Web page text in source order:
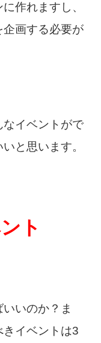
作れますし、
画する必要が
なイベントがで
と思います。
ト
いのか？ま
イベントは3